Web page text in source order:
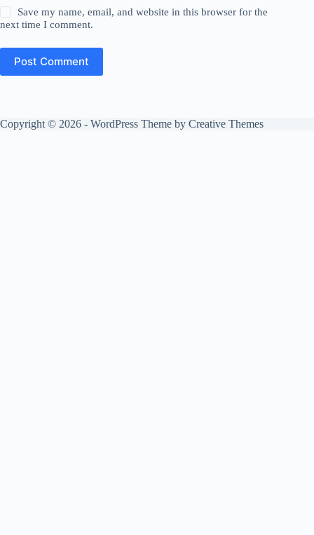
Save my name, email, and website in this browser for the
next time I comment.
Post Comment
Copyright © 2026 - WordPress Theme by Creative Themes